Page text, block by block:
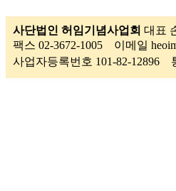
사단법인 허임기념사업회 대표
팩스 02-3672-1005 이메일
사업자등록번호 101-82-12896